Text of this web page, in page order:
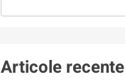
Articole recente